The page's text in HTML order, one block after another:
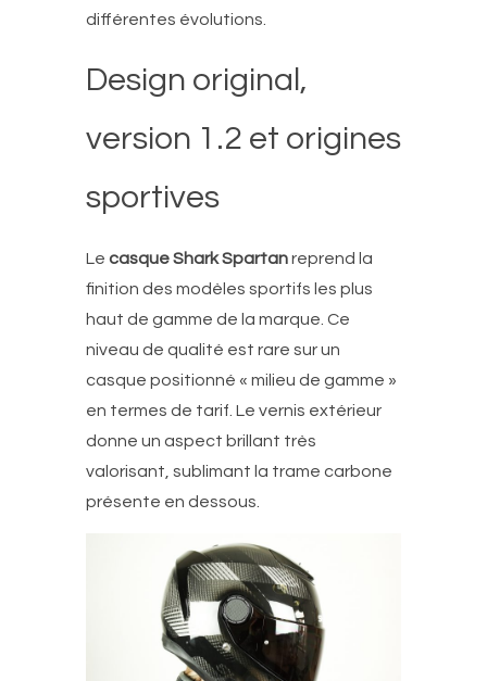
différentes évolutions.
Design original,
version 1.2 et origines
sportives
Le casque Shark Spartanreprend la
finition des modèles sportifs les plus
haut de gamme de la marque. Ce
niveau de qualité est rare sur un
casque positionné « milieu de gamme »
en termes de tarif. Le vernis extérieur
donne un aspect brillant très
valorisant, sublimant la trame carbone
présente en dessous.